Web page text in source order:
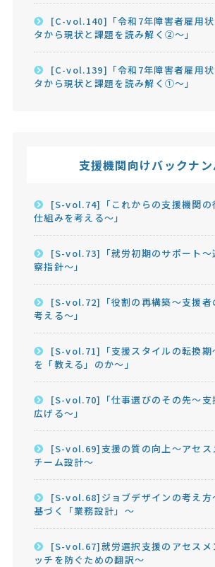
[C-vol.140]「令和7年障害者雇用状
タから現状と課題を読み解く②～」
[C-vol.139]「令和7年障害者雇用状
タから現状と課題を読み解く①～」
支援機関向けバックナン
[S-vol.74]「これからの支援機関の
仕組みを考える～」
[S-vol.73]「就労初期のサポート～
察指針～」
[S-vol.72]「役割の再構築～支援者
考える～」
[S-vol.71]「支援スタイルの転換期
を「教える」のか～」
[S-vol.70]「仕事選びのその先～支
広げる～」
[S-vol.69]支援の質の向上～アセス
チーム設計～
[S-vol.68]ジョブデザインの考え方
基づく「業務設計」～
[S-vol.67]就労選択支援のアセスメ
ッチを防ぐための翻訳～